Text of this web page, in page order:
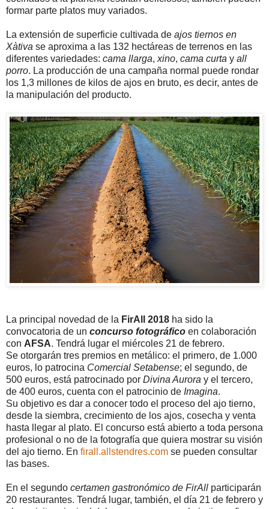
formar parte platos muy variados.
La extensión de superficie cultivada de ajos tiernos en
Xàtiva se aproxima a las 132 hectáreas de terrenos en las
diferentes variedades: cama llarga,xino, cama curta y all
porro. La producción de una campaña normal puede rondar
los 1,3 millones de kilos de ajos en bruto, es decir, antes de
la manipulación del producto.
La principal novedad de la FirAll 2018 ha sido la
convocatoria de un concurso fotográfico en colaboración
con AFSA. Tendrá lugar el miércoles 21 de febrero.
Se otorgarán tres premios en metálico: el primero, de 1.000
euros, lo patrocina Comercial Setabense; el segundo, de
500 euros, está patrocinado por Divina Aurora y el tercero,
de 400 euros, cuenta con el patrocinio de Imagina.
Su objetivo es dar a conocer todo el proceso del ajo tierno,
desde la siembra, crecimiento de los ajos, cosecha y venta
hasta llegar al plato. El concurso está abierto a toda persona
profesional o no de la fotografía que quiera mostrar su visión
del ajo tierno. En firall.allstendres.com se pueden consultar
las bases.
En el segundo certamen gastronómico de FirAll participarán
20 restaurantes. Tendrá lugar, también, el día 21 de febrero y